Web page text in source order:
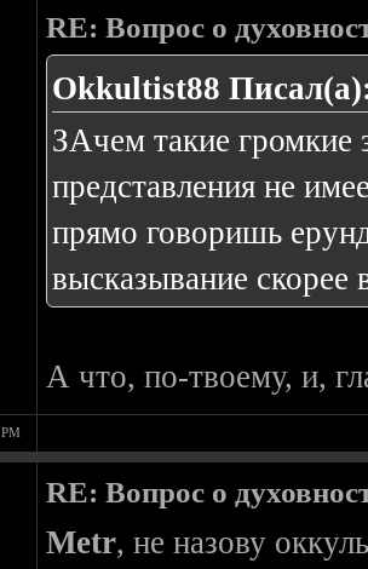
RE: Вопрос о
Okkultist88
ЗАчем такие громкие
представления не
прямо говоришь
высказывание скорее
А что, по-твоему, и,
RE: Вопрос о
Metr, не назову